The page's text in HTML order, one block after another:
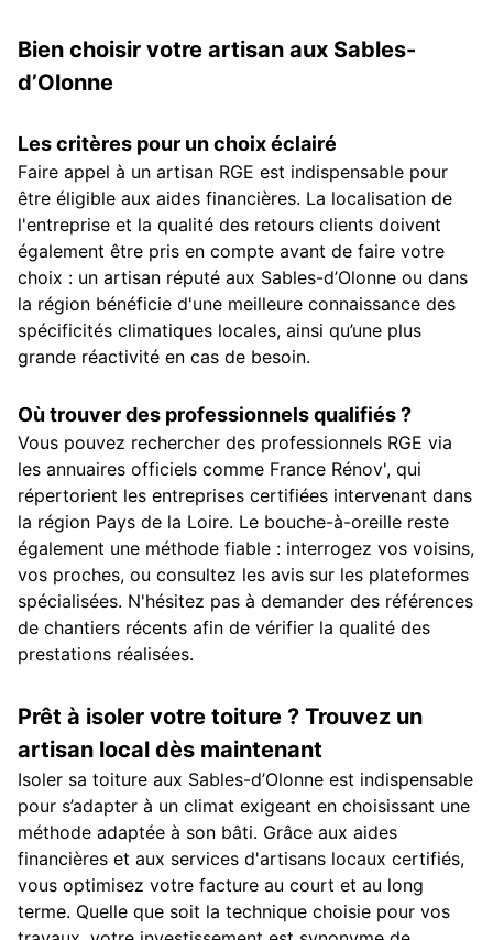
Bien choisir votre artisan aux Sables-
d’Olonne
Les critères pour un choix éclairé
Faire appel à un artisan RGE est indispensable pour
être éligible aux aides financières. La localisation de
l'entreprise et la qualité des retours clients doivent
également être pris en compte avant de faire votre
choix : un artisan réputé aux Sables-d’Olonne ou dans
la région bénéficie d'une meilleure connaissance des
spécificités climatiques locales, ainsi qu’une plus
grande réactivité en cas de besoin.
Où trouver des professionnels qualifiés ?
Vous pouvez rechercher des professionnels RGE via
les annuaires officiels comme France Rénov', qui
répertorient les entreprises certifiées intervenant dans
la région Pays de la Loire. Le bouche-à-oreille reste
également une méthode fiable : interrogez vos voisins,
vos proches, ou consultez les avis sur les plateformes
spécialisées. N'hésitez pas à demander des références
de chantiers récents afin de vérifier la qualité des
prestations réalisées.
Prêt à isoler votre toiture ? Trouvez un
artisan local dès maintenant
Isoler sa toiture aux Sables-d’Olonne est indispensable
pour s’adapter à un climat exigeant en choisissant une
méthode adaptée à son bâti. Grâce aux aides
financières et aux services d'artisans locaux certifiés,
vous optimisez votre facture au court et au long
terme. Quelle que soit la technique choisie pour vos